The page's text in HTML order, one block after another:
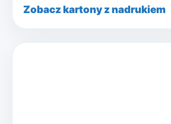
Zobacz kartony z nadrukiem